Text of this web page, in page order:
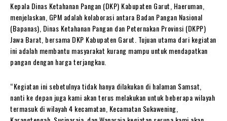
Kepala Dinas Ketahanan Pangan (DKP) Kabupaten Garut, Haeruman,
menjelaskan, GPM adalah kolaborasi antara Badan Pangan Nasional
(Bapanas), Dinas Ketahanan Pangan dan Peternakan Provinsi (DKPP)
Jawa Barat, bersama DKP Kabupaten Garut. Tujuan utama dari kegiatan
ini adalah membantu masyarakat kurang mampu untuk mendapatkan
pangan dengan harga terjangkau.
“Kegiatan ini sebetulnya tidak hanya dilakukan di halaman Samsat,
nanti ke depan juga kami akan terus melakukan untuk beberapa wilayah
termasuk di wilayah 4 kecamatan, Kecamatan Sukawening,